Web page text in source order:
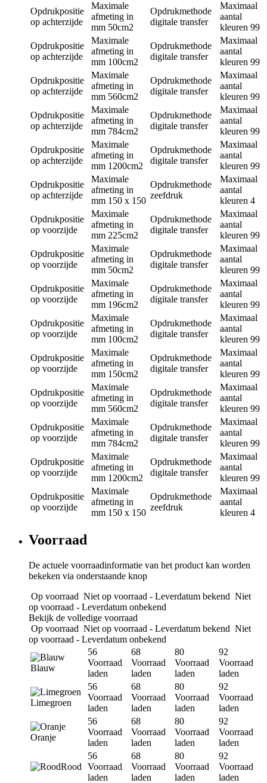
Opdrukpositie
op achterzijde
Maximale
afmeting in
mm 50cm2
Opdrukmethode
digitale transfer
Maximaal
aantal
kleuren 99
Opdrukpositie
op achterzijde
Maximale
afmeting in
mm 100cm2
Opdrukmethode
digitale transfer
Maximaal
aantal
kleuren 99
Opdrukpositie
op achterzijde
Maximale
afmeting in
mm 560cm2
Opdrukmethode
digitale transfer
Maximaal
aantal
kleuren 99
Opdrukpositie
op achterzijde
Maximale
afmeting in
mm 784cm2
Opdrukmethode
digitale transfer
Maximaal
aantal
kleuren 99
Opdrukpositie
op achterzijde
Maximale
afmeting in
mm 1200cm2
Opdrukmethode
digitale transfer
Maximaal
aantal
kleuren 99
Opdrukpositie
op achterzijde
Maximale
afmeting in
mm 150 x 150
Opdrukmethode
zeefdruk
Maximaal
aantal
kleuren 4
Opdrukpositie
op voorzijde
Maximale
afmeting in
mm 225cm2
Opdrukmethode
digitale transfer
Maximaal
aantal
kleuren 99
Opdrukpositie
op voorzijde
Maximale
afmeting in
mm 50cm2
Opdrukmethode
digitale transfer
Maximaal
aantal
kleuren 99
Opdrukpositie
op voorzijde
Maximale
afmeting in
mm 196cm2
Opdrukmethode
digitale transfer
Maximaal
aantal
kleuren 99
Opdrukpositie
op voorzijde
Maximale
afmeting in
mm 100cm2
Opdrukmethode
digitale transfer
Maximaal
aantal
kleuren 99
Opdrukpositie
op voorzijde
Maximale
afmeting in
mm 150cm2
Opdrukmethode
digitale transfer
Maximaal
aantal
kleuren 99
Opdrukpositie
op voorzijde
Maximale
afmeting in
mm 560cm2
Opdrukmethode
digitale transfer
Maximaal
aantal
kleuren 99
Opdrukpositie
op voorzijde
Maximale
afmeting in
mm 784cm2
Opdrukmethode
digitale transfer
Maximaal
aantal
kleuren 99
Opdrukpositie
op voorzijde
Maximale
afmeting in
mm 1200cm2
Opdrukmethode
digitale transfer
Maximaal
aantal
kleuren 99
Opdrukpositie
op voorzijde
Maximale
afmeting in
mm 150 x 150
Opdrukmethode
zeefdruk
Maximaal
aantal
kleuren 4
Voorraad
De actuele voorraadinformatie van het product kan worden
bekeken via onderstaande knop
Op voorraad Niet op voorraad - Leverdatum bekend Niet
op voorraad - Leverdatum onbekend
Bekijk de volledige voorraad
Op voorraad Niet op voorraad - Leverdatum bekend Niet
op voorraad - Leverdatum onbekend
Blauw
56
Voorraad
laden
68
Voorraad
laden
80
Voorraad
laden
92
Voorraad
laden
Limegroen
56
Voorraad
laden
68
Voorraad
laden
80
Voorraad
laden
92
Voorraad
laden
Oranje
56
Voorraad
laden
68
Voorraad
laden
80
Voorraad
laden
92
Voorraad
laden
Rood
56
Voorraad
laden
68
Voorraad
laden
80
Voorraad
laden
92
Voorraad
laden